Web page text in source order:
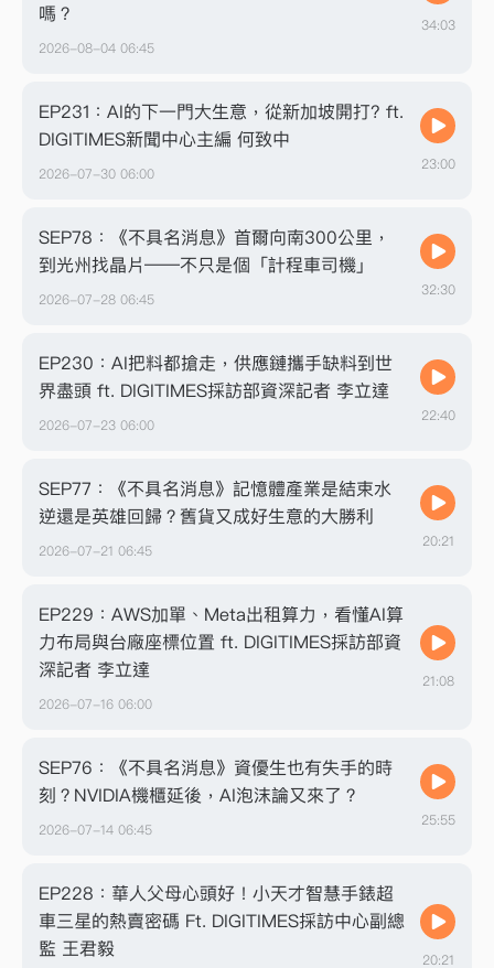
嗎？
2026-08-04 06:45
34:03
EP231：AI的下一門大生意，從新加坡開打? ft.
DIGITIMES新聞中心主編 何致中
2026-07-30 06:00
23:00
SEP78：《不具名消息》首爾向南300公里，
到光州找晶片——不只是個「計程車司機」
2026-07-28 06:45
32:30
EP230：AI把料都搶走，供應鏈攜手缺料到世
界盡頭 ft. DIGITIMES採訪部資深記者 李立達
2026-07-23 06:00
22:40
SEP77：《不具名消息》記憶體產業是結束水
逆還是英雄回歸？舊貨又成好生意的大勝利
2026-07-21 06:45
20:21
EP229：AWS加單、Meta出租算力，看懂AI算
力布局與台廠座標位置 ft. DIGITIMES採訪部資
深記者 李立達
2026-07-16 06:00
21:08
SEP76：《不具名消息》資優生也有失手的時
刻？NVIDIA機櫃延後，AI泡沫論又來了？
2026-07-14 06:45
25:55
EP228：華人父母心頭好！小天才智慧手錶超
車三星的熱賣密碼 Ft. DIGITIMES採訪中心副總
監 王君毅
20:21